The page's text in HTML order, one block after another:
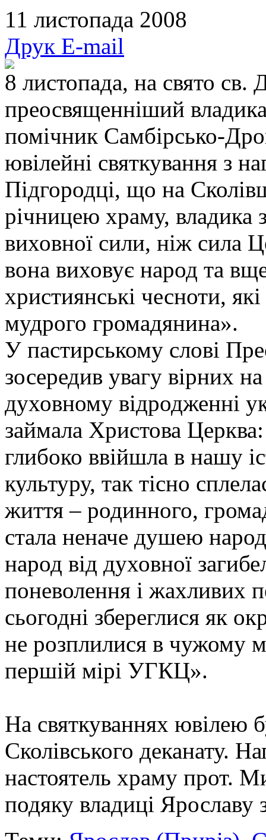
11 листопада 2008
Друк E-mail
8 листопада, на свято
преосвященніший
помічник Самбірсько-
ювілейні святкування з
Підгородці, що на
річницею храму, владика
виховної сили, ніж сила
вона виховує народ та
християнські чесноти,
мудрого громадянина».
У пастирському слові
зосередив увагу вірних
духовному відродженні
займала Христова
глибоко ввійшла в нашу
культуру, так тісно
життя – родинного,
стала неначе душею
народ від духовної
поневолення і жахливих
сьогодні збереглися як
не розплилися в чужому
першій мірі УГКЦ».
На святкуваннях ювілею
Сколівського деканату.
настоятель храму прот.
подяку владиці Ярославу